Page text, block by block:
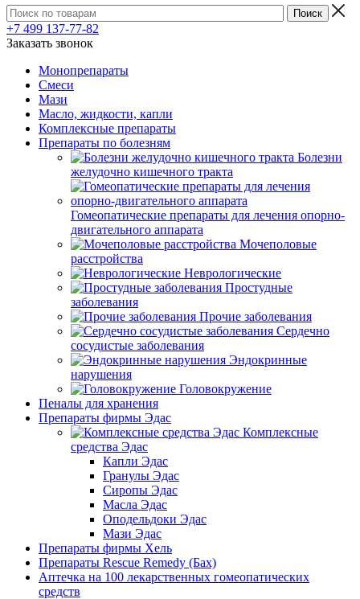
+7 499 137-77-82
Заказать звонок
Монопрепараты
Смеси
Мази
Масло, жидкости, капли
Комплексные препараты
Препараты по болезням
Болезни
желудочно кишечного тракта
Гомеопатические препараты для лечения опорно-
двигательного аппарата
Мочеполовые
расстройства
Неврологические
Простудные
заболевания
Прочие заболевания
Сердечно
сосудистые заболевания
Эндокринные
нарушения
Головокружение
Пеналы для хранения
Препараты фирмы Эдас
Комплексные
средства Эдас
Капли Эдас
Гранулы Эдас
Сиропы Эдас
Масла Эдас
Оподельдоки Эдас
Мази Эдас
Препараты фирмы Хель
Препараты Rescue Remedy (Бах)
Аптечка на 100 лекарственных гомеопатических
средств